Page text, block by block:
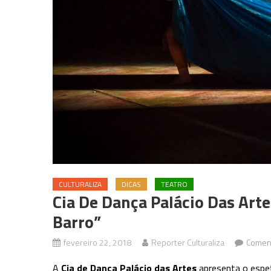
CULTURALIZA DICAS TEATRO
Cia De Dança Palácio Das
Barro”
fevereiro 22, 2018 Reporter Culturaliza
A Cia de Dança Palácio das Artesapresenta o